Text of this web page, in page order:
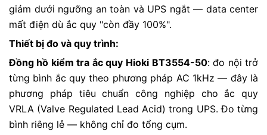
giảm dưới ngưỡng an toàn và UPS ngắt — data center
mất điện dù ắc quy "còn đầy 100%".
Thiết bị đo và quy trình:
Đồng hồ kiểm tra ắc quy Hioki BT3554-50: đo nội trở
từng bình ắc quy theo phương pháp AC 1kHz — đây là
phương pháp tiêu chuẩn công nghiệp cho ắc quy
VRLA (Valve Regulated Lead Acid) trong UPS. Đo từng
bình riêng lẻ — không chỉ đo tổng cụm.